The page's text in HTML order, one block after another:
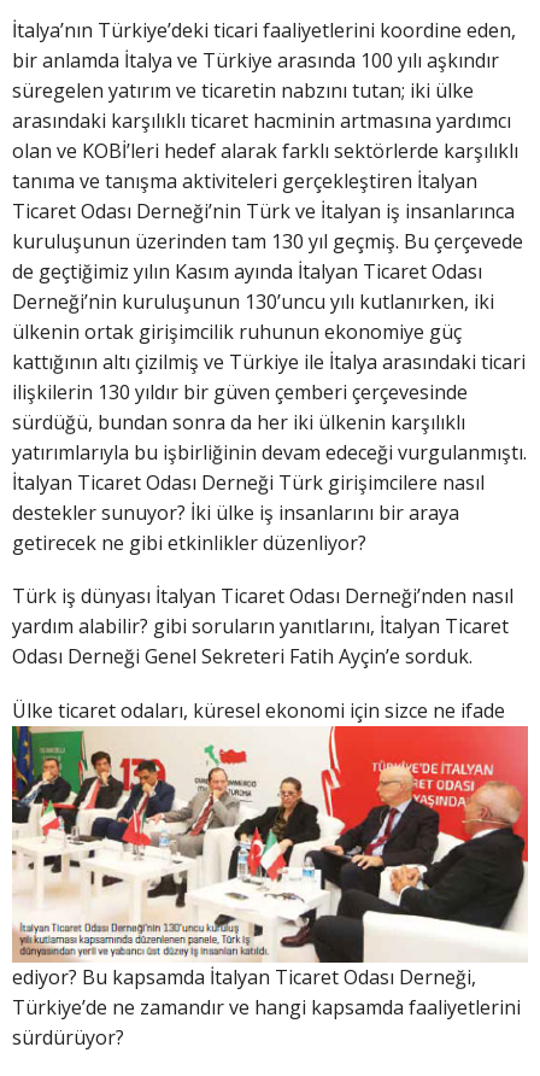
İtalya’nın Türkiye’deki ticari faaliyetlerini koordine eden,
bir anlamda İtalya ve Türkiye arasında 100 yılı aşkındır
süregelen yatırım ve ticaretin nabzını tutan; iki ülke
arasındaki karşılıklı ticaret hacminin artmasına yardımcı
olan ve KOBİ’leri hedef alarak farklı sektörlerde karşılıklı
tanıma ve tanışma aktiviteleri gerçekleştiren İtalyan
Ticaret Odası Derneği’nin Türk ve İtalyan iş insanlarınca
kuruluşunun üzerinden tam 130 yıl geçmiş. Bu çerçevede
de geçtiğimiz yılın Kasım ayında İtalyan Ticaret Odası
Derneği’nin kuruluşunun 130’uncu yılı kutlanırken, iki
ülkenin ortak girişimcilik ruhunun ekonomiye güç
kattığının altı çizilmiş ve Türkiye ile İtalya arasındaki ticari
ilişkilerin 130 yıldır bir güven çemberi çerçevesinde
sürdüğü, bundan sonra da her iki ülkenin karşılıklı
yatırımlarıyla bu işbirliğinin devam edeceği vurgulanmıştı.
İtalyan Ticaret Odası Derneği Türk girişimcilere nasıl
destekler sunuyor? İki ülke iş insanlarını bir araya
getirecek ne gibi etkinlikler düzenliyor?
Türk iş dünyası İtalyan Ticaret Odası Derneği’nden nasıl
yardım alabilir? gibi soruların yanıtlarını, İtalyan Ticaret
Odası Derneği Genel Sekreteri Fatih Ayçin’e sorduk.
Ülke ticaret odaları, küresel ekonomi için sizce ne ifade
ediyor? Bu kapsamda İtalyan Ticaret Odası Derneği,
Türkiye’de ne zamandır ve hangi kapsamda faaliyetlerini
sürdürüyor?